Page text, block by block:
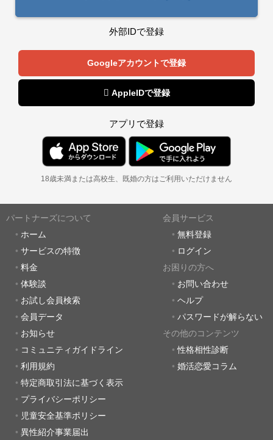
外部IDで登録
Googleアカウントで登録
 AppleIDで登録
アプリで登録
18歳未満または高校生、既婚の方はご利用いただけません
パートナーズについて
ホーム
サービスの特徴
料金
体験談
お試し会員検索
会員データ
お知らせ
コミュニティガイドライン
利用規約
特定商取引法に基づく表示
プライバシーポリシー
児童安全基準ポリシー
異性紹介事業届出
会員サービス
無料登録
ログイン
お困りの方へ
お問い合わせ
ヘルプ
パスワードが解らない
その他のコンテンツ
性格相性診断
婚活恋愛コラム